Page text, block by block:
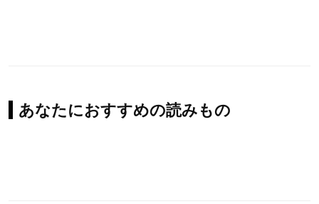
あなたにおすすめの読みもの